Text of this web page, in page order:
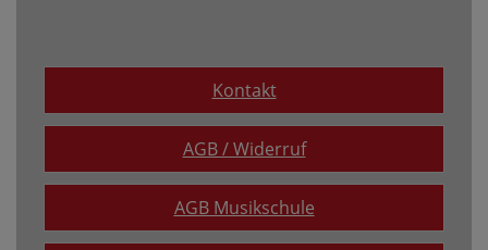
Kontakt
AGB / Widerruf
AGB Musikschule